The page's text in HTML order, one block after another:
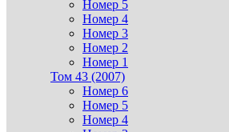
Номер 5
Номер 4
Номер 3
Номер 2
Номер 1
Том 43 (2007)
Номер 6
Номер 5
Номер 4